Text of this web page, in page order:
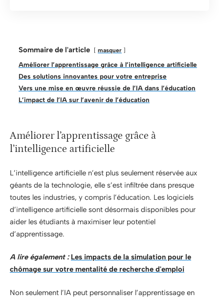
Sommaire de l'article masquer
Améliorer l’apprentissage grâce à l’intelligence artificielle
Des solutions innovantes pour votre entreprise
Vers une mise en œuvre réussie de l’IA dans l’éducation
L’impact de l’IA sur l’avenir de l’éducation
Améliorer l’apprentissage grâce à
l’intelligence artificielle
L’intelligence artificielle n’est plus seulement réservée aux
géants de la technologie, elle s’est infiltrée dans presque
toutes les industries, y compris l’éducation. Les logiciels
d’intelligence artificielle sont désormais disponibles pour
aider les étudiants à maximiser leur potentiel
d’apprentissage.
A lire également : Les impacts de la simulation pour le
chômage sur votre mentalité de recherche d'emploi
Non seulement l’IA peut personnaliser l’apprentissage en